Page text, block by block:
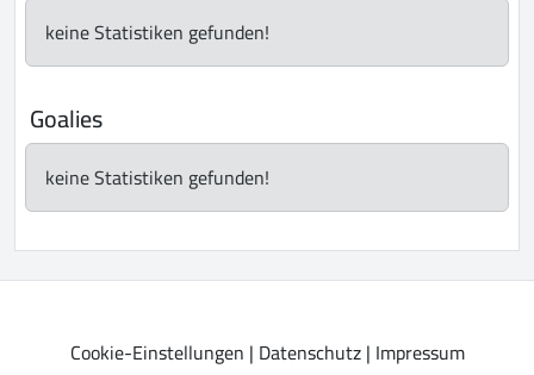
keine Statistiken gefunden!
Goalies
keine Statistiken gefunden!
Cookie-Einstellungen | Datenschutz| Impressum